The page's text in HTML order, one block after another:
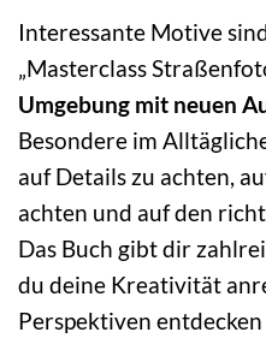
Interessante Motive
„Masterclass
Umgebung mit neuen
Besondere im
auf Details zu achten,
achten und auf den
Das Buch gibt dir
du deine Kreativität
Perspektiven